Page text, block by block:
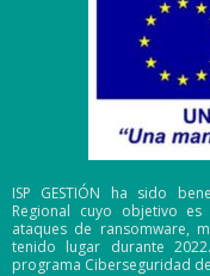
ISP GESTIÓN ha sido
Regional cuyo objetivo
ataques de ransomware,
tenido lugar durante
programa Ciberseguridad